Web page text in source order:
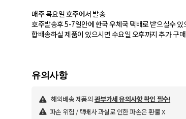
매주 목요일 호주에서 발송
호주발송후 5-7일안에 한국 우체국 택배로 받으실수
합배송하실 제품이 있으시면 수요일 오후까지 추가 구
유의사항
해외배송 제품의 관부가세 유의사항 확인 필수!
파손 위험 / 택배사 과실로 인한 파손은 환불 X